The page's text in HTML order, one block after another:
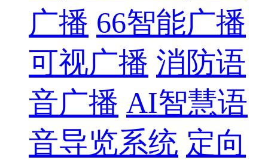
广播 66智能广播
可视广播 消防语
音广播 AI智慧语
音导览系统 定向